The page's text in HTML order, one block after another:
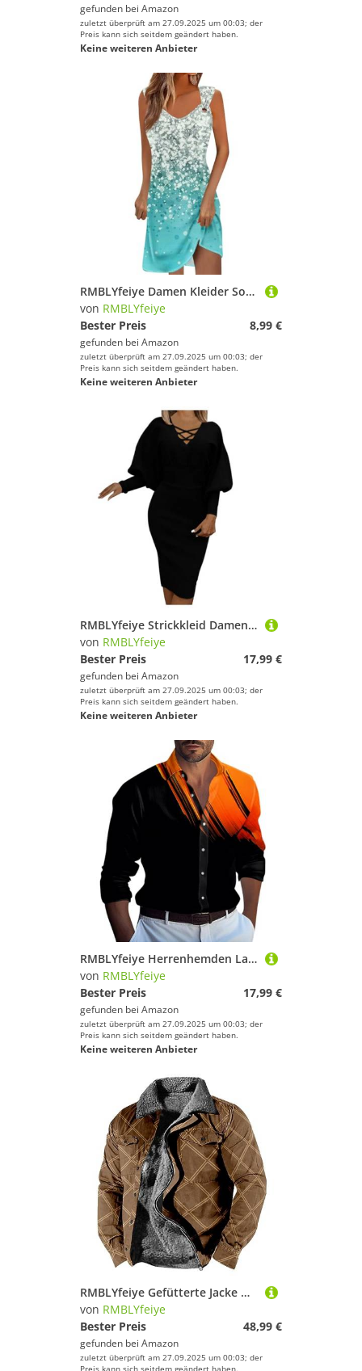
gefunden bei Amazon
zuletzt überprüft am 27.09.2025 um 00:03; der
Preis kann sich seitdem geändert haben.
Keine weiteren Anbieter
RMBLYfeiye Damen Kleider Sommer Kleid Lange Elegant Sommerkleider Bohemian Blumen Boho-Kleid
von RMBLYfeiye
Bester Preis
8,99 €
gefunden bei Amazon
zuletzt überprüft am 27.09.2025 um 00:03; der
Preis kann sich seitdem geändert haben.
Keine weiteren Anbieter
RMBLYfeiye Strickkleid Damen Rundhals Einfarbiges Laternenärmel Business Kleider A Linien Bleistiftkleid Elegant Wickelkleid Etuikleid Für Frauen Figurbetontes Kleid Cocktailkleid Knielang
von RMBLYfeiye
Bester Preis
17,99 €
gefunden bei Amazon
zuletzt überprüft am 27.09.2025 um 00:03; der
Preis kann sich seitdem geändert haben.
Keine weiteren Anbieter
RMBLYfeiye Herrenhemden Langarm Herren Sweatshirts Hawaii Hemd Revers Neon Druck Strandhemd Knopfleiste Bequem Bügelfrei T-Shirt Lustig
von RMBLYfeiye
Bester Preis
17,99 €
gefunden bei Amazon
zuletzt überprüft am 27.09.2025 um 00:03; der
Preis kann sich seitdem geändert haben.
Keine weiteren Anbieter
RMBLYfeiye Gefütterte Jacke Herren Revers Vintage Druck Fleecejacke Mit Taschen Fleece Futter Thermo Winterjacke Reißverschluss Decken Hybrid Casual Holzfäller Outdoor Für Männer
von RMBLYfeiye
Bester Preis
48,99 €
gefunden bei Amazon
zuletzt überprüft am 27.09.2025 um 00:03; der
Preis kann sich seitdem geändert haben.